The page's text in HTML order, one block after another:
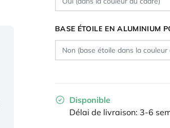
BASE ÉTOILE EN ALUMINIUM
Disponible
Délai de livraison: 3-6